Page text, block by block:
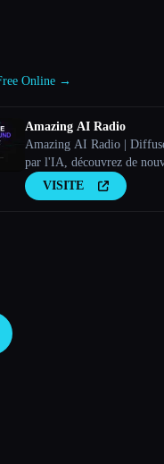
Online →
Amazing AI Radio
Amazing AI Radio |
par l'IA, découvrez de
les palmarès et mettez en
Amazing AI Radio.
VISITE